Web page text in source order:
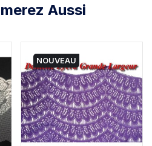
Aussi
NOUVEAU